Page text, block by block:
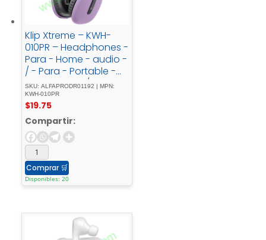
Klip Xtreme – KWH-
010PR – Headphones -
Para - Home - audio -
/ - Para - Portable -
electronics - / - Para -
Professional - audio -
/ - Para - Cellular -
phoneWireless25HrsP
urpleBT
SKU: ALFAPRODR01192 | MPN:
KWH-010PR
$19.75
Compartir:
Comprar 🛒
Disponibles: 20